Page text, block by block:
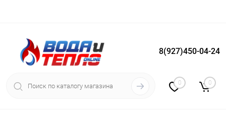
Вход Регистрация
8(927)450-04-24
0 0